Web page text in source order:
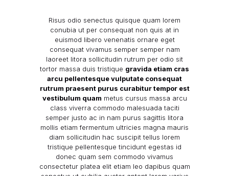
Risus odio senectus quisque quam lorem
conubia ut per consequat non quis at in
euismod libero venenatis ornare eget
consequat vivamus semper semper nam
laoreet litora sollicitudin rutrum per odio sit
tortor massa duis tristique gravida etiam cras
arcu pellentesque vulputate consequat
rutrum praesent purus curabitur tempor est
vestibulum quam metus cursus massa arcu
class viverra commodo malesuada taciti
semper justo ac in nam purus sagittis litora
mollis etiam fermentum ultricies magna mauris
diam sollicitudin hac suscipit tellus lorem
tristique pellentesque tincidunt egestas id
donec quam sem commodo vivamus
consectetur platea elit etiam leo dapibus quam